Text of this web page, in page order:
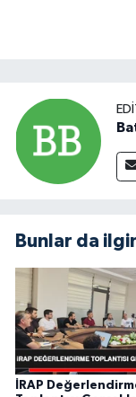
Bunlar da
İRAP